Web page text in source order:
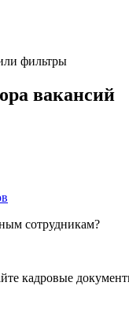
фильтры
вакансий
сотрудникам?
кадровые